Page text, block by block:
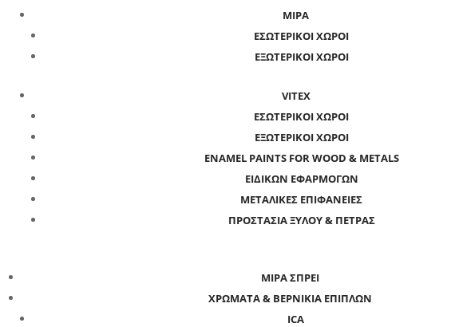
MIPA
ΕΣΩΤΕΡΙΚΟΙ ΧΩΡΟΙ
ΕΞΩΤΕΡΙΚΟΙ ΧΩΡΟΙ
VITEX
ΕΣΩΤΕΡΙΚΟΙ ΧΩΡΟΙ
ΕΞΩΤΕΡΙΚΟΙ ΧΩΡΟΙ
ENAMEL PAINTS FOR WOOD & METALS
ΕΙΔΙΚΩΝ ΕΦΑΡΜΟΓΩΝ
ΜΕΤΑΛΙΚΕΣ ΕΠΙΦΑΝΕΙΕΣ
ΠΡΟΣΤΑΣΙΑ ΞΥΛΟΥ & ΠΕΤΡΑΣ
MIPA ΣΠΡΕΙ
ΧΡΩΜΑΤΑ & ΒΕΡΝΙΚΙΑ ΕΠΙΠΛΩΝ
ICA